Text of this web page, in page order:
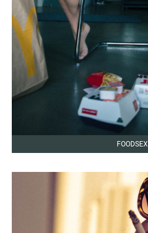
FOODSEX